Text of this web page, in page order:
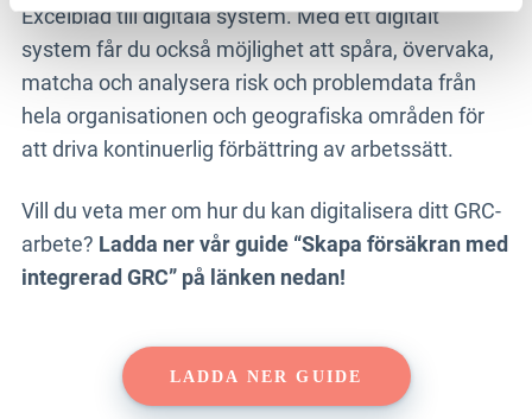
Excelblad till digitala system. Med ett digitalt
system får du också möjlighet att spåra, övervaka,
matcha och analysera risk och problemdata från
hela organisationen och geografiska områden för
att driva kontinuerlig förbättring av arbetssätt.
Vill du veta mer om hur du kan digitalisera ditt GRC-
arbete? Ladda ner vår guide “Skapa försäkran med
integrerad GRC” på länken nedan!
LADDA NER GUIDE